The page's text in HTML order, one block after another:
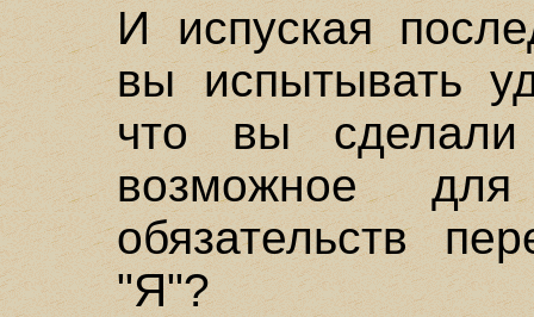
И испуская
вы испытывать
что вы
возможное
обязательств
"Я"?